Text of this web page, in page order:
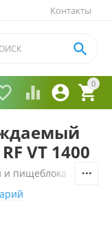
Контакты
0




VT 1400
и пищеблока